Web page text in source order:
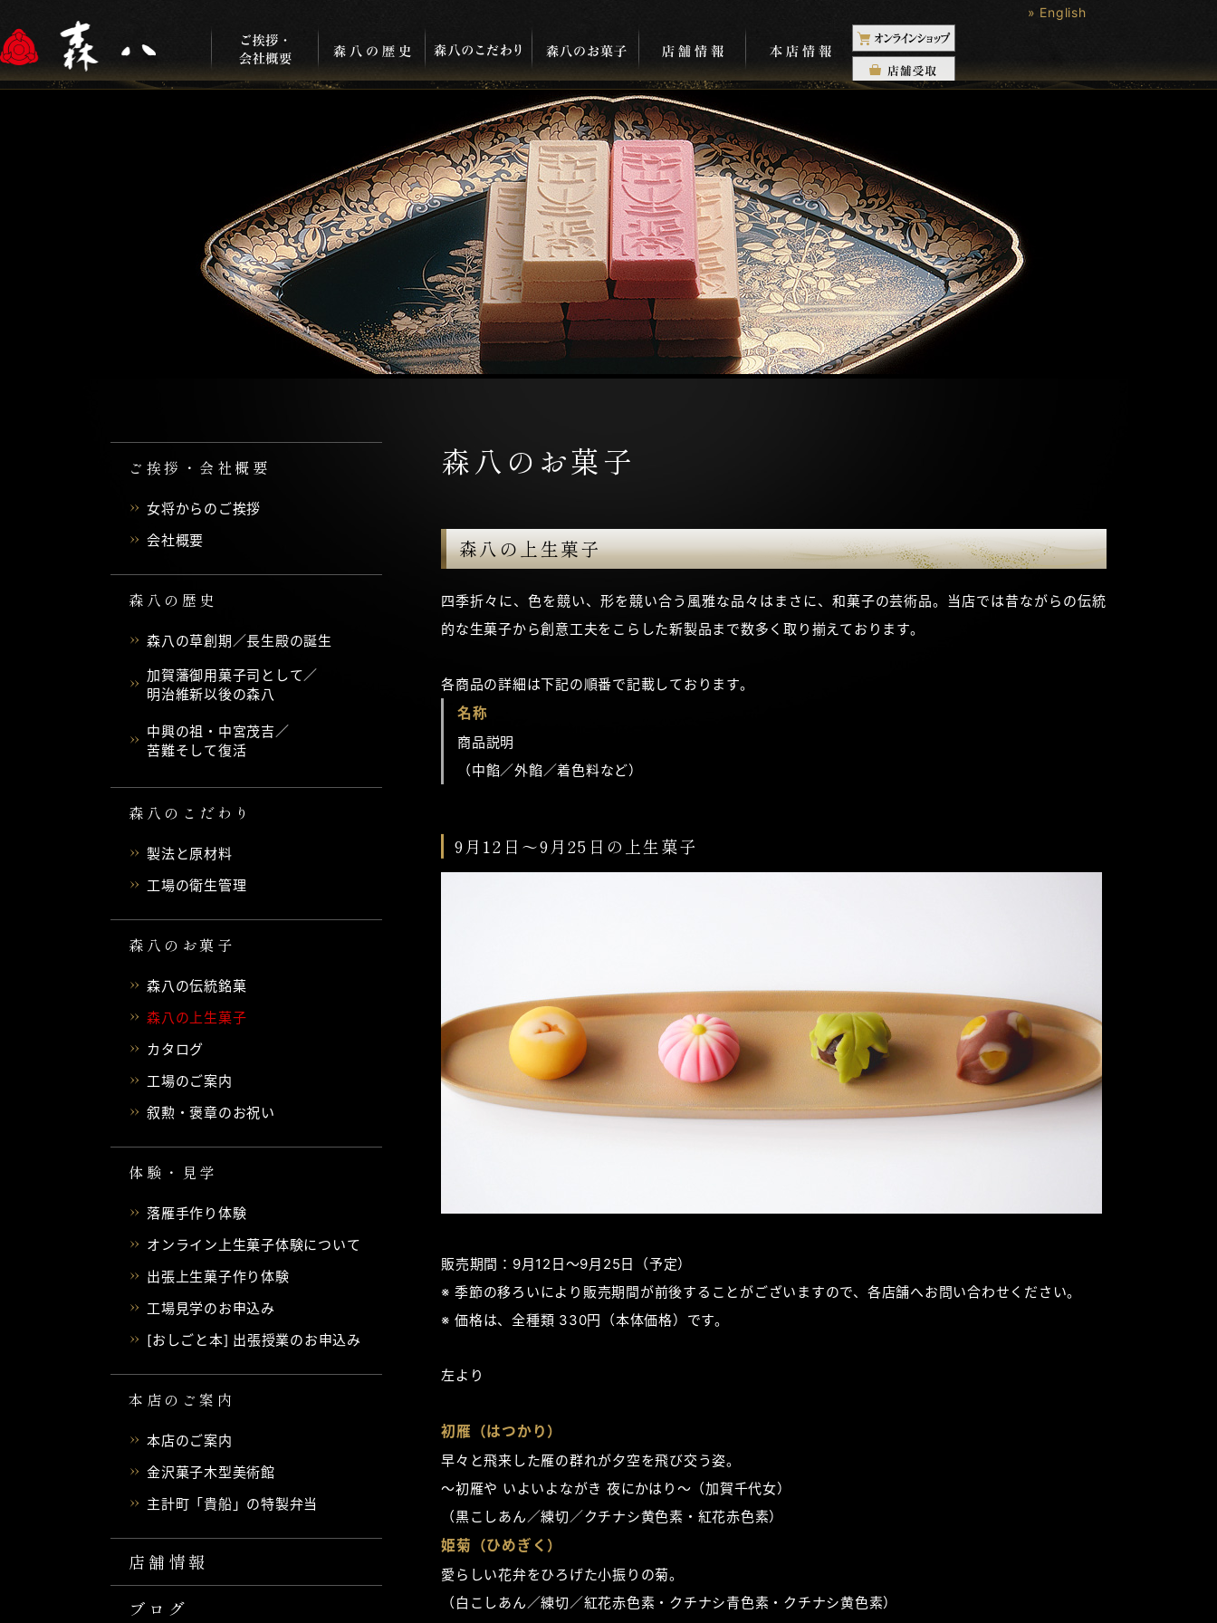
» English
ご挨拶・会社概要
女将からのご挨拶
会社概要
森八の歴史
森八の草創期／長生殿の誕生
加賀藩御用菓子司として／
明治維新以後の森八
中興の祖・中宮茂吉／
苦難そして復活
森八のこだわり
製法と原材料
工場の衛生管理
森八のお菓子
森八の伝統銘菓
森八の上生菓子
カタログ
工場のご案内
叙勲・褒章のお祝い
体験・見学
落雁手作り体験
オンライン上生菓子体験について
出張上生菓子作り体験
工場見学のお申込み
[おしごと本] 出張授業のお申込み
本店のご案内
本店のご案内
金沢菓子木型美術館
主計町「貴船」の特製弁当
店舗情報
ブログ
森八のお菓子
森八の上生菓子
四季折々に、色を競い、形を競い合う風雅な品々はまさに、和菓子の芸術品。当店では昔ながらの伝統
的な生菓子から創意工夫をこらした新製品まで数多く取り揃えております。
各商品の詳細は下記の順番で記載しております。
名称
商品説明
（中餡／外餡／着色料など）
9月12日～9月25日の上生菓子
販売期間：9月12日～9月25日（予定）
季節の移ろいにより販売期間が前後することがございますので、各店舗へお問い合わせください。
価格は、全種類 330円（本体価格）です。
左より
初雁（はつかり）
早々と飛来した雁の群れが夕空を飛び交う姿。
～初雁や いよいよながき 夜にかはり～（加賀千代女）
（黒こしあん／練切／クチナシ黄色素・紅花赤色素）
姫菊（ひめぎく）
愛らしい花弁をひろげた小振りの菊。
（白こしあん／練切／紅花赤色素・クチナシ青色素・クチナシ黄色素）